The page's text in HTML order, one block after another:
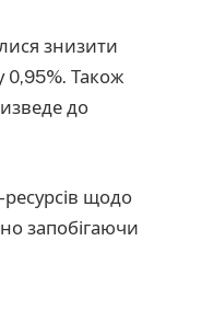
знизити
0,95%. Також
до
щодо
запобігаючи